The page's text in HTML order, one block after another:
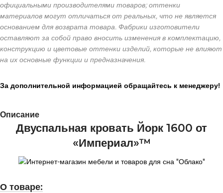
официальными производителями товаров; оттенки
материалов могут отличаться от реальных, что не является
основанием для возврата товара. Фабрики изготовители
оставляют за собой право вносить изменения в комплектацию,
конструкцию и цветовые оттенки изделий, которые не влияют
на их основные функции и предназначения.
За дополнительной информацией обращайтесь к менеджеру!
Описание
Двуспальная кровать Йорк 1600 от
«Империал»™
О товаре: